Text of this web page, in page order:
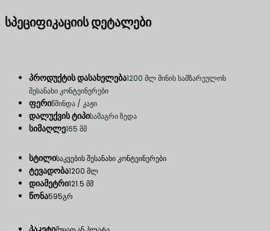
სპეციფიკაციის დეტალები
პროდუქტის დასახელება1200 მლ მინის სამზარეულოს
შესანახი კონტეინერები
ფერიწმინდა / კაჟი
დალუქვის ტიპისამაგრი ზედა
სიმაღლე165 მმ
სტილისაკვების შესანახი კონტეინერები
ტევადობა1200 მლ
დიამეტრი121.5 მმ
წონა595გრ